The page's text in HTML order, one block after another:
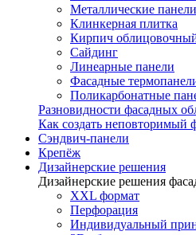
Металлические
Клинкерная плитка
Кирпич
Сайдинг
Линеарные панели
Фасадные
Поликарбонатные
Разновидности фасадных
Как создать неповторимый
Сэндвич-панели
Крепёж
Дизайнерские решения
Дизайнерские решения
XXL формат
Перфорация
Индивидуальный